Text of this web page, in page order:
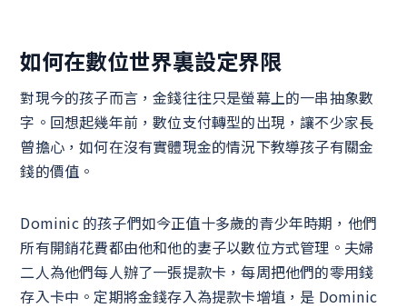
如何在數位世界裏設定界限
對現今的孩子而言，金錢往往只是螢幕上的一串抽象數
字。回想起幾年前，數位支付轉型的出現，讓不少家長
曾擔心，如何在沒有實體現金的情況下教導孩子有關金
錢的價值。
Dominic 的孩子們如今正值十多歲的青少年時期，他們
所有開銷花費都由他和他的妻子以數位方式管理。夫婦
二人為他們每人辦了一張提款卡，每周把他們的零用錢
存入卡中。定期將金錢存入為提款卡增埴，是 Dominic